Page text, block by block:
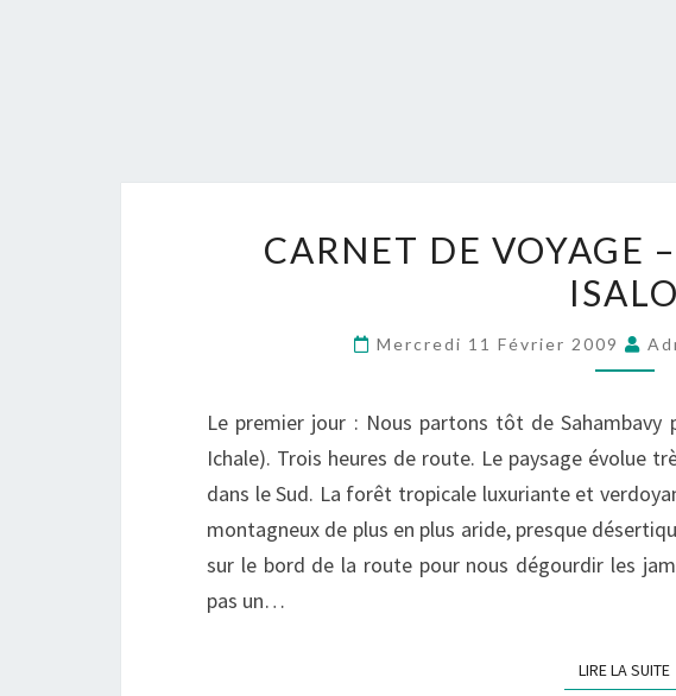
DE
CARNET DE VOYAGE
ISALO
Mercredi 11 Février 2009
Le premier jour : Nous partons tôt de Sahambavy
Ichale). Trois heures de route. Le paysage évolue
dans le Sud. La forêt tropicale luxuriante et
montagneux de plus en plus aride, presque
sur le bord de la route pour nous dégourdir les
pas un…
LIRE LA SUITE